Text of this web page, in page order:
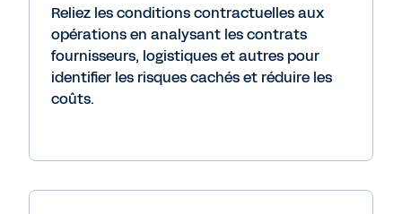
Reliez les conditions contractuelles aux
opérations en analysant les contrats
fournisseurs, logistiques et autres pour
identifier les risques cachés et réduire les
coûts.